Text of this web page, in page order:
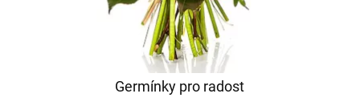
Germínky pro radost